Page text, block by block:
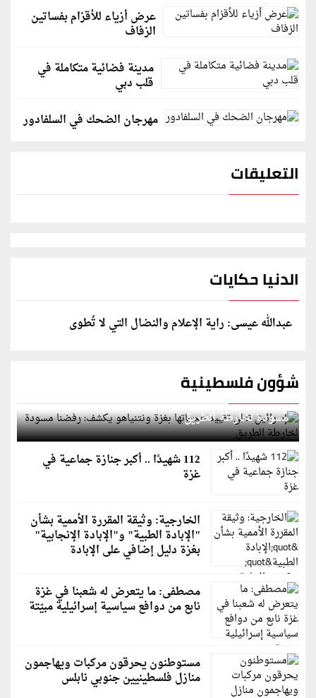
عرض أزياء للأقزام بفساتين
الزفاف
مدينة فضائية متكاملة في
قلب دبي
مهرجان الضحك في السلفادور
التعليقات
الدنيا حكايات
عبدالله عيسى: راية الإعلام والنضال التي لا تُطوى
شؤون فلسطينية
إسرائيل تعلن تقييد هجماتها بغزة ونتنياهو يكشف: رفضنا
مسودة لخارطة الطريق
112 شهيدًا .. أكبر جنازة جماعية في
غزة
الخارجية: وثيقة المقررة الأممية بشأن
"الإبادة الطبية" و"الإبادة الإنجابية"
بغزة دليل إضافي على الإبادة
مصطفى: ما يتعرض له شعبنا في غزة
نابع من دوافع سياسية إسرائيلية مبيّتة
مستوطنون يحرقون مركبات ويهاجمون
منازل فلسطينيين جنوبي نابلس